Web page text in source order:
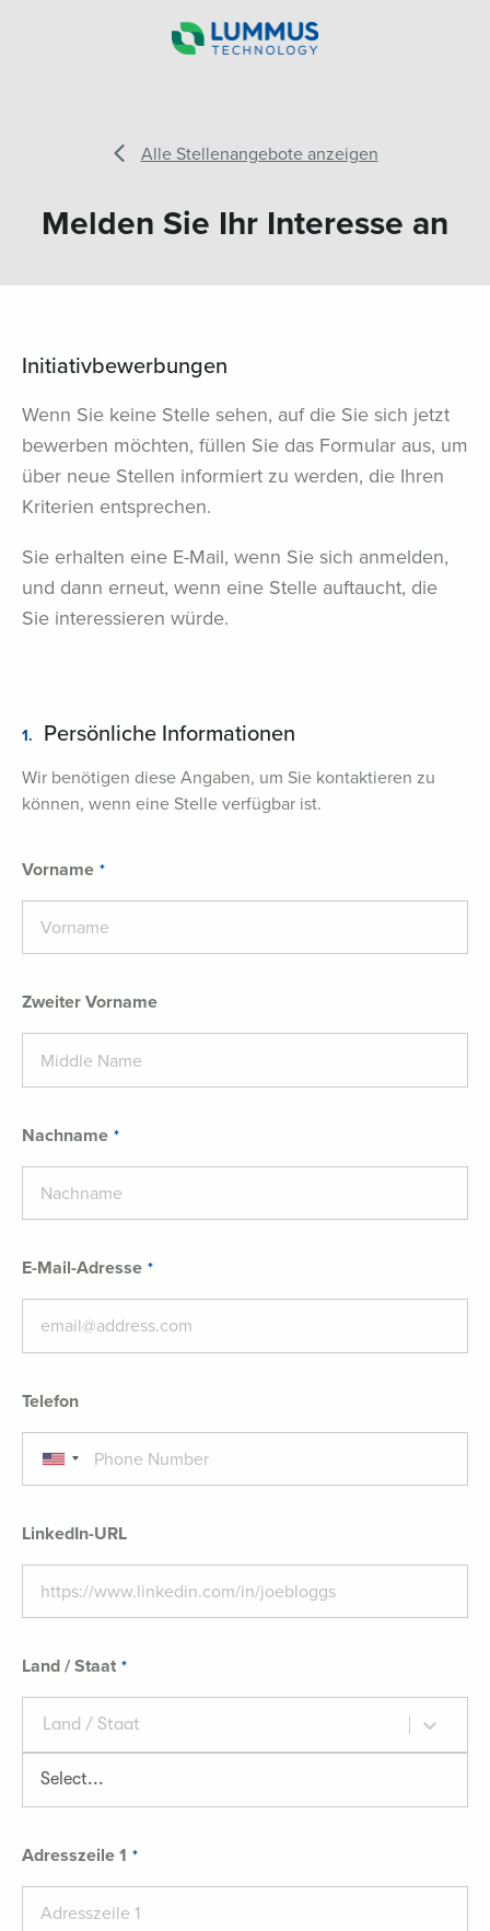
Alle Stellenangebote anzeigen
Melden Sie Ihr Interesse an
Initiativbewerbungen
Wenn Sie keine Stelle sehen, auf die Sie sich jetzt
bewerben möchten, füllen Sie das Formular aus, um
über neue Stellen informiert zu werden, die Ihren
Kriterien entsprechen.
Sie erhalten eine E-Mail, wenn Sie sich anmelden,
und dann erneut, wenn eine Stelle auftaucht, die
Sie interessieren würde.
1. Persönliche Informationen
Wir benötigen diese Angaben, um Sie kontaktieren zu
können, wenn eine Stelle verfügbar ist.
Vorname
Zweiter Vorname
Nachname
E-Mail-Adresse
Telefon
LinkedIn-URL
Land / Staat
Land / Staat
Adresszeile 1